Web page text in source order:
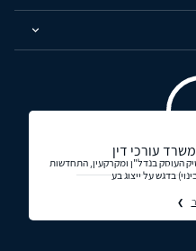
עורכי דין
העוסק בנדל"ן ומקרקעין, התחדשות